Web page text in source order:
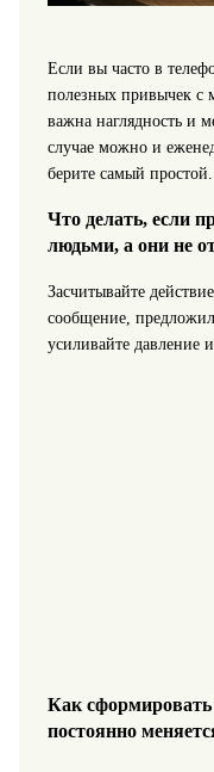
Если вы часто в
полезных привычек
важна наглядность и
случае можно и
берите самый простой.
Что делать, если
людьми, а они не
Засчитывайте
сообщение,
усиливайте давление
Как
постоянно